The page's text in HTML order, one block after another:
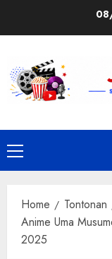
Primary
Menu
Home
Tontonan
Anime Uma
2025